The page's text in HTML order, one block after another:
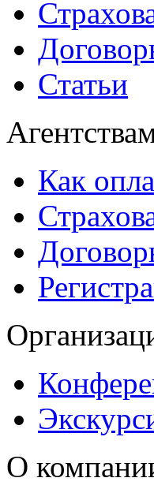
Статьи
Как
О